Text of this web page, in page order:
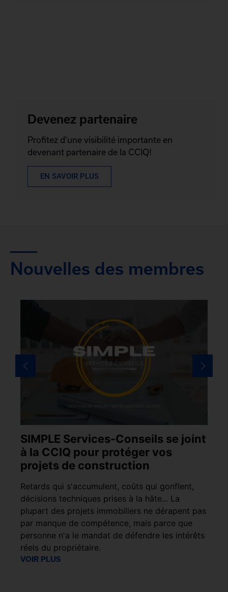
Devenez partenaire
Profitez d'une visibilité importante en
devenant partenaire de la CCIQ!
EN SAVOIR PLUS
Nouvelles des membres
SIMPLE Services-Conseils se joint
à la CCIQ pour protéger vos
projets de construction
Retards qui s'accumulent, coûts qui gonflent,
décisions techniques prises à la hâte... La
plupart des projets immobiliers ne dérapent pas
par manque de compétence, mais parce que
personne n'a le mandat de défendre les intérêts
réels du propriétaire.
VOIR PLUS